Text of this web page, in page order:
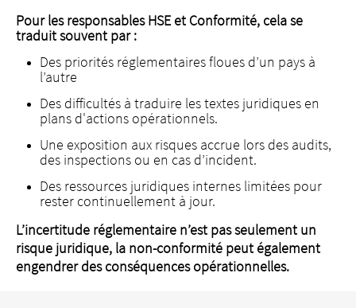
Pour les responsables HSE et Conformité, cela se
traduit souvent par :
Des priorités réglementaires floues d’un pays à
l’autre
Des difficultés à traduire les textes juridiques en
plans d'actions opérationnels.
Une exposition aux risques accrue lors des audits,
des inspections ou en cas d’incident.
Des ressources juridiques internes limitées pour
rester continuellement à jour.
L’incertitude réglementaire n’est pas seulement un
risque juridique, la non-conformité peut également
engendrer des conséquences opérationnelles.